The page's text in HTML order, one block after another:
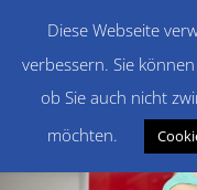
Diese Webseite
verbessern. Sie
ob Sie auch nicht
möchten.